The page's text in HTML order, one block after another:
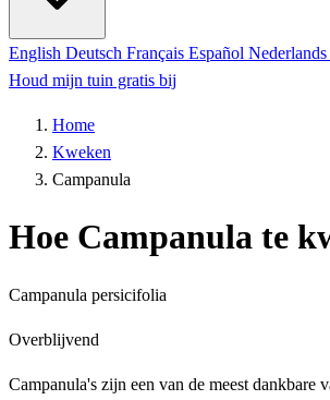
English Deutsch Français Español Nederlands
Houd mijn tuin gratis bij
Home
Kweken
Campanula
Hoe Campanula te
Campanula persicifolia
Overblijvend
Campanula's zijn een van de meest dankbare